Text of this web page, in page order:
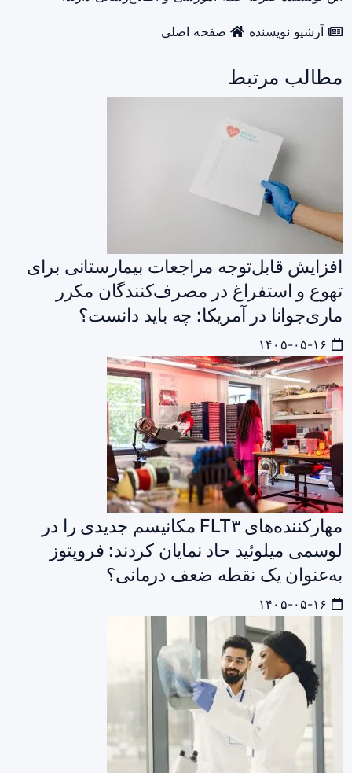
آرشیو نویسنده صفحه اصلی
مطالب مرتبط
افزایش قابل‌توجه مراجعات بیمارستانی برای
تهوع و استفراغ در مصرف‌کنندگان مکرر
ماری‌جوانا در آمریکا: چه باید دانست؟
مهارکننده‌های FLT۳ مکانیسم جدیدی را در
لوسمی میلوئید حاد نمایان کردند: فروپتوز
به‌عنوان یک نقطه ضعف درمانی؟